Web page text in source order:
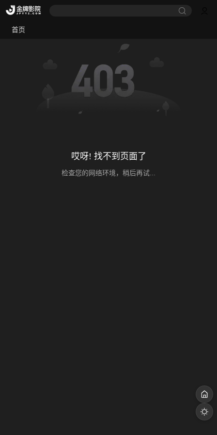
首页
哎呀! 找不到页面了
检查您的网络环境，稍后再试...